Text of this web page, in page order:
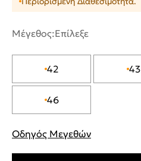
Μέγεθος:Επίλεξε
42 43
46
Οδηγός Μεγεθών